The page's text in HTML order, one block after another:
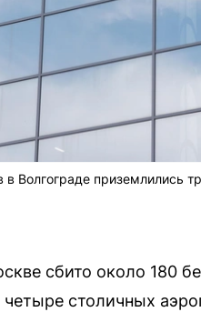
в Волгограде
сбито около 180
четыре столичных